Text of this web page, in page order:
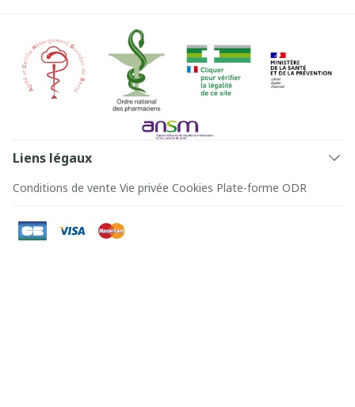
Liens légaux
Conditions de vente Vie privée Cookies Plate-forme ODR